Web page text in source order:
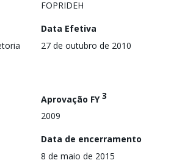
FOPRIDEH
Data Efetiva
27 de outubro de 2010
Aprovação FY3
2009
Data de encerramento
8 de maio de 2015